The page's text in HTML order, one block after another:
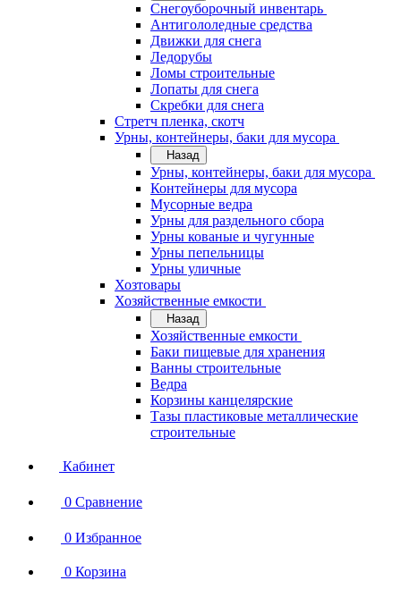
Снегоуборочный инвентарь
Антигололедные средства
Движки для снега
Ледорубы
Ломы строительные
Лопаты для снега
Скребки для снега
Стретч пленка, скотч
Урны, контейнеры, баки для мусора
Назад
Урны, контейнеры, баки для мусора
Контейнеры для мусора
Мусорные ведра
Урны для раздельного сбора
Урны кованые и чугунные
Урны пепельницы
Урны уличные
Хозтовары
Хозяйственные емкости
Назад
Хозяйственные емкости
Баки пищевые для хранения
Ванны строительные
Ведра
Корзины канцелярские
Тазы пластиковые металлические
строительные
Кабинет
0 Сравнение
0 Избранное
0 Корзина